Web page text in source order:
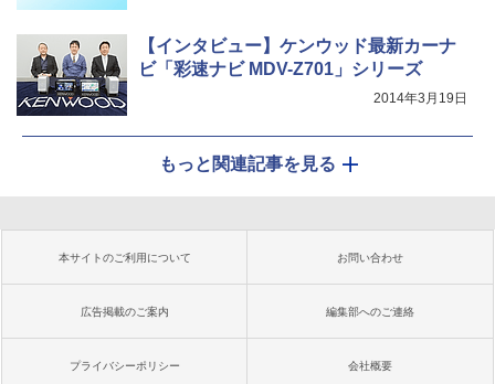
【インタビュー】ケンウッド最新カーナ
ビ「彩速ナビ MDV-Z701」シリーズ
2014年3月19日
もっと関連記事を見る
本サイトのご利用について お問い合わせ
広告掲載のご案内 編集部へのご連絡
プライバシーポリシー 会社概要